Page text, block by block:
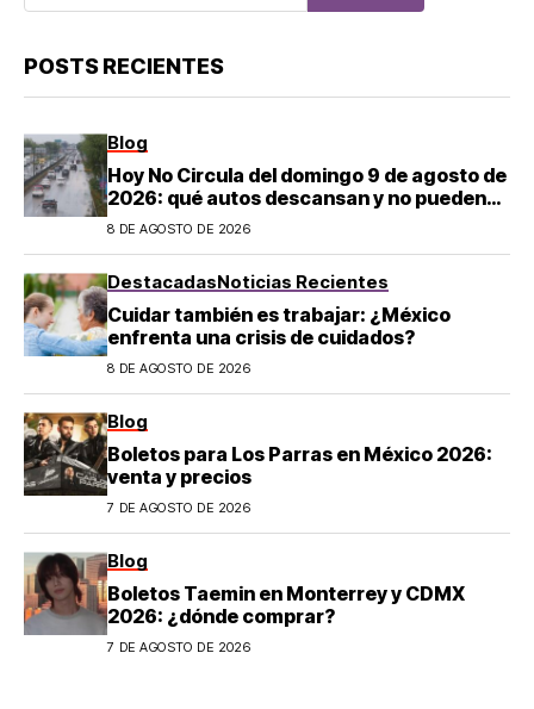
POSTS RECIENTES
Blog
Hoy No Circula del domingo 9 de agosto de
2026: qué autos descansan y no pueden
salir en CDMX y el Estado de México; estos
8 DE AGOSTO DE 2026
DestacadasNoticias Recientes
Cuidar también es trabajar: ¿México
enfrenta una crisis de cuidados?
8 DE AGOSTO DE 2026
Blog
Boletos para Los Parras en México 2026:
venta y precios
7 DE AGOSTO DE 2026
Blog
Boletos Taemin en Monterrey y CDMX
2026: ¿dónde comprar?
7 DE AGOSTO DE 2026